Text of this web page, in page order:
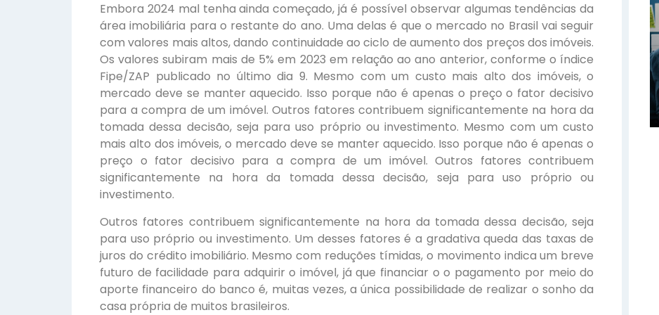
Embora 2024 mal tenha ainda começado, já é possível observar algumas tendências da
área imobiliária para o restante do ano. Uma delas é que o mercado no Brasil vai seguir
com valores mais altos, dando continuidade ao ciclo de aumento dos preços dos imóveis.
Os valores subiram mais de 5% em 2023 em relação ao ano anterior, conforme o índice
Fipe/ZAP publicado no último dia 9. Mesmo com um custo mais alto dos imóveis, o
mercado deve se manter aquecido. Isso porque não é apenas o preço o fator decisivo
para a compra de um imóvel. Outros fatores contribuem significantemente na hora da
tomada dessa decisão, seja para uso próprio ou investimento. Mesmo com um custo
mais alto dos imóveis, o mercado deve se manter aquecido. Isso porque não é apenas o
preço o fator decisivo para a compra de um imóvel. Outros fatores contribuem
significantemente na hora da tomada dessa decisão, seja para uso próprio ou
investimento.
Outros fatores contribuem significantemente na hora da tomada dessa decisão, seja
para uso próprio ou investimento. Um desses fatores é a gradativa queda das taxas de
juros do crédito imobiliário. Mesmo com reduções tímidas, o movimento indica um breve
futuro de facilidade para adquirir o imóvel, já que financiar o o pagamento por meio do
aporte financeiro do banco é, muitas vezes, a única possibilidade de realizar o sonho da
casa própria de muitos brasileiros.